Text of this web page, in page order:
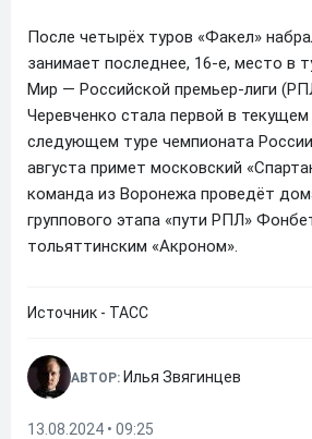
После четырёх туров «Факел»
занимает последнее, 16-е, место в
Мир — Российской премьер-лиги
Черевченко стала первой в
следующем туре чемпионата
августа примет московский
команда из Воронежа проведёт
группового этапа «пути РПЛ»
тольяттинским «Акроном».
Источник - ТАСС
АВТОР: Илья Звягинцев
13.08.2024 • 09:25